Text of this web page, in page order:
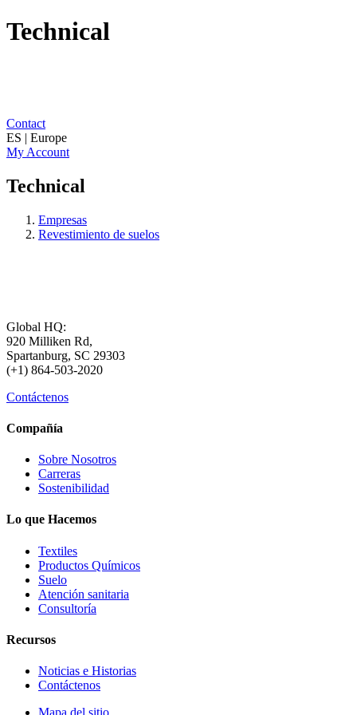
Technical
Contact
ES | Europe
My Account
Technical
Empresas
Revestimiento de suelos
Global HQ:
920 Milliken Rd,
Spartanburg, SC 29303
(+1) 864-503-2020
Contáctenos
Compañía
Sobre Nosotros
Carreras
Sostenibilidad
Lo que Hacemos
Textiles
Productos Químicos
Suelo
Atención sanitaria
Consultoría
Recursos
Noticias e Historias
Contáctenos